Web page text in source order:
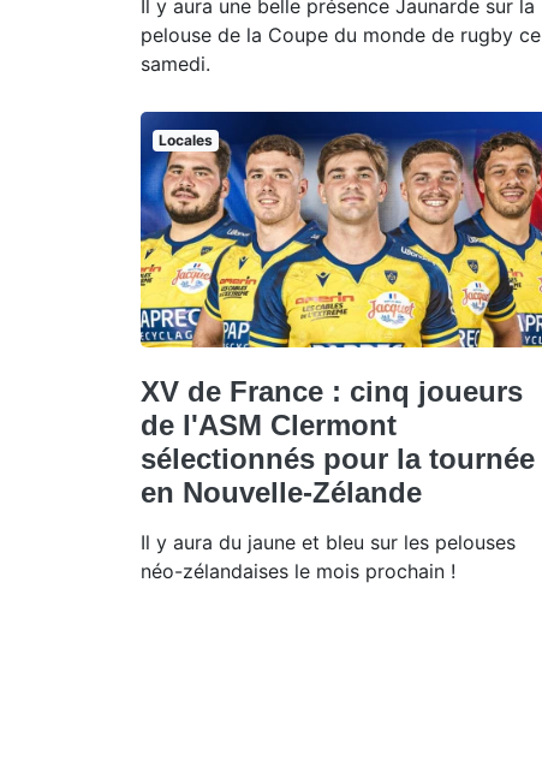
Il y aura une belle présence Jaunarde sur la
pelouse de la Coupe du monde de rugby ce
samedi.
Locales
XV de France : cinq joueurs
de l'ASM Clermont
sélectionnés pour la tournée
en Nouvelle-Zélande
Il y aura du jaune et bleu sur les pelouses
néo-zélandaises le mois prochain !